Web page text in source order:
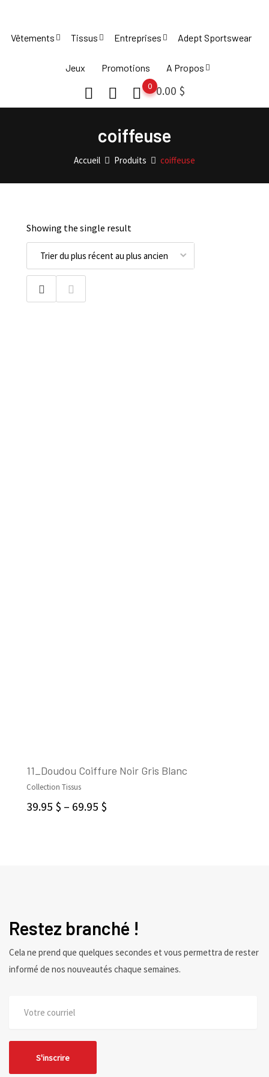
content
Vêtements Tissus Entreprises Adept Sportswear
Jeux Promotions A Propos
0.00 $
0
coiffeuse
Accueil Produits coiffeuse
Showing the single result
11_Doudou Coiffure Noir Gris Blanc
Collection Tissus
39.95 $ – 69.95 $
Restez branché !
Cela ne prend que quelques secondes et vous permettra de rester
informé de nos nouveautés chaque semaines.